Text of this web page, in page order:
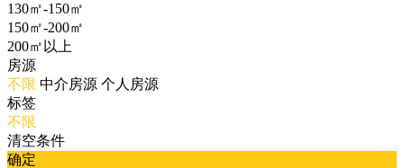
130㎡-150㎡
150㎡-200㎡
200㎡以上
房源
不限 中介房源 个人房源
标签
不限
清空条件
确定